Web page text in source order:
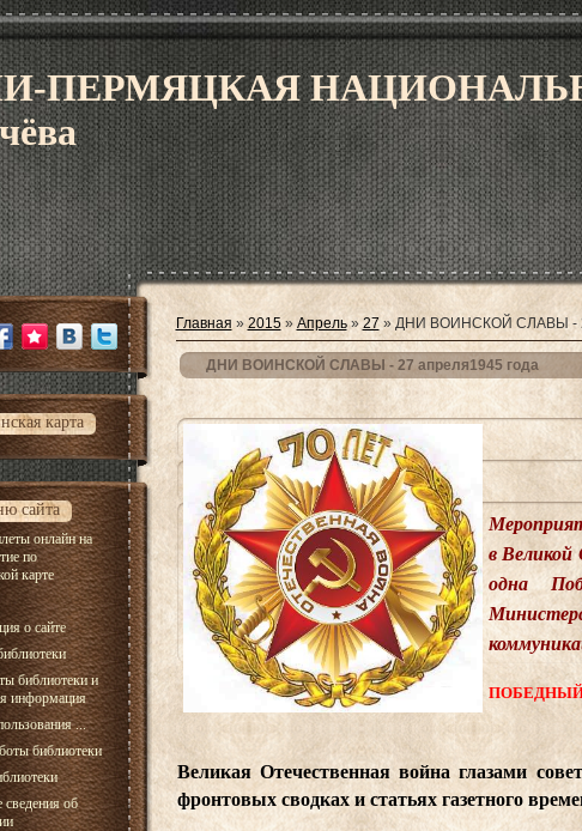
ПЕРМЯЦКАЯ
карта
сайта
онлайн на
по
карте
о сайте
библиотеки и
информация
...
библиотеки
об
Главная » 2015 » Апрель » 27» ДНИ ВОИНСКОЙ СЛАВЫ -
ДНИ ВОИНСКОЙ СЛАВЫ - 27 апреля1945 года
в
одна
Великая Отечественная война глазами
фронтовых сводках и статьях газетного